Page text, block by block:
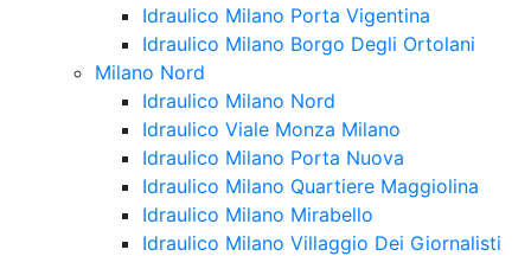
Idraulico Milano Porta Vigentina
Idraulico Milano Borgo Degli Ortolani
Milano Nord
Idraulico Milano Nord
Idraulico Viale Monza Milano
Idraulico Milano Porta Nuova
Idraulico Milano Quartiere Maggiolina
Idraulico Milano Mirabello
Idraulico Milano Villaggio Dei Giornalisti